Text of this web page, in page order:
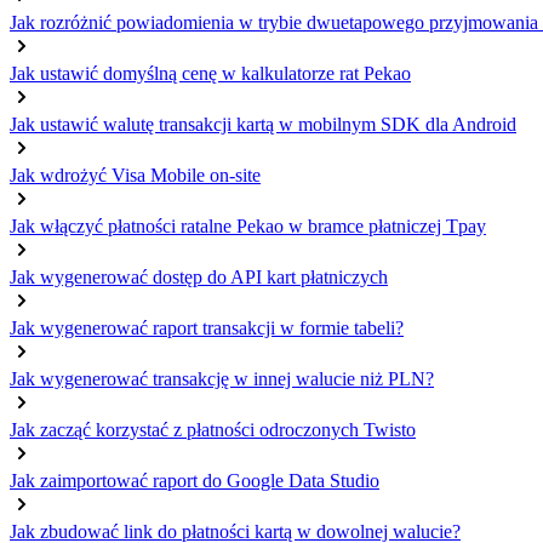
Jak rozróżnić powiadomienia w trybie dwuetapowego przyjmowania
Jak ustawić domyślną cenę w kalkulatorze rat Pekao
Jak ustawić walutę transakcji kartą w mobilnym SDK dla Android
Jak wdrożyć Visa Mobile on-site
Jak włączyć płatności ratalne Pekao w bramce płatniczej Tpay
Jak wygenerować dostęp do API kart płatniczych
Jak wygenerować raport transakcji w formie tabeli?
Jak wygenerować transakcję w innej walucie niż PLN?
Jak zacząć korzystać z płatności odroczonych Twisto
Jak zaimportować raport do Google Data Studio
Jak zbudować link do płatności kartą w dowolnej walucie?